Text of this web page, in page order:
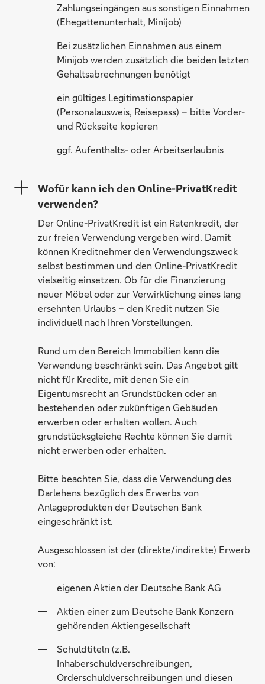
Zahlungseingängen aus sonstigen Einnahmen
(Ehegattenunterhalt, Minijob)
Bei zusätzlichen Einnahmen aus einem
Minijob werden zusätzlich die beiden letzten
Gehaltsabrechnungen benötigt
ein gültiges Legitimationspapier
(Personalausweis, Reisepass) – bitte Vorder-
und Rückseite kopieren
ggf. Aufenthalts- oder Arbeitserlaubnis
Wofür kann ich den Online-PrivatKredit
verwenden?
Der Online-PrivatKredit ist ein Ratenkredit, der
zur freien Verwendung vergeben wird. Damit
können Kreditnehmer den Verwendungszweck
selbst bestimmen und den Online-PrivatKredit
vielseitig einsetzen. Ob für die Finanzierung
neuer Möbel oder zur Verwirklichung eines lang
ersehnten Urlaubs – den Kredit nutzen Sie
individuell nach Ihren Vorstellungen.
Rund um den Bereich Immobilien kann die
Verwendung beschränkt sein. Das Angebot gilt
nicht für Kredite, mit denen Sie ein
Eigentumsrecht an Grundstücken oder an
bestehenden oder zukünftigen Gebäuden
erwerben oder erhalten wollen. Auch
grundstücksgleiche Rechte können Sie damit
nicht erwerben oder erhalten.
Bitte beachten Sie, dass die Verwendung des
Darlehens bezüglich des Erwerbs von
Anlageprodukten der Deutschen Bank
eingeschränkt ist.
Ausgeschlossen ist der (direkte/indirekte) Erwerb
von:
eigenen Aktien der Deutsche Bank AG
Aktien einer zum Deutsche Bank Konzern
gehörenden Aktiengesellschaft
Schuldtiteln (z.B.
Inhaberschuldverschreibungen,
Orderschuldverschreibungen und diesen